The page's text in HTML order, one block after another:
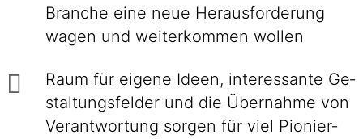
Branche eine neue Heraus­forderung
wagen und weiter­kommen wollen
Raum für eigene Ideen, inte­res­sante Ge­
stal­tungs­felder und die Über­nahme von
Ver­ant­wor­tung sorgen für viel Pionier­